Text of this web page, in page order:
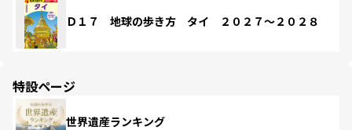
Ｄ１７ 地球の歩き方 タイ ２０２７～２０２８
特設ページ
世界遺産ランキング